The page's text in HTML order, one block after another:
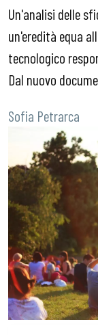
Un'analisi delle
un'eredità equa
tecnologico
Dal nuovo
Sofia Petrarca